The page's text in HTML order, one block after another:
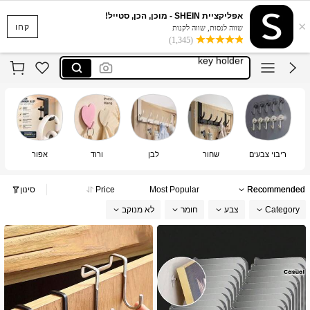
קחו ×
אפליקציית SHEIN - מוכן, הכן, סטייל!
שווה לנסות, שווה לקנות
(1,345)
porta llaves
壁掛けフック
key holder
over the door hook
porta llaves
壁掛けフック
ריבוי צבעים שחור לבן ורוד אפור
Recommended
Most Popular
Price סינון
Category צבע חומר לא מנוקב